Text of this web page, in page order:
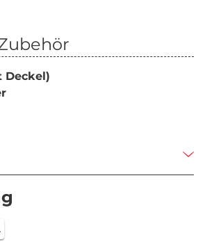
Deckel)